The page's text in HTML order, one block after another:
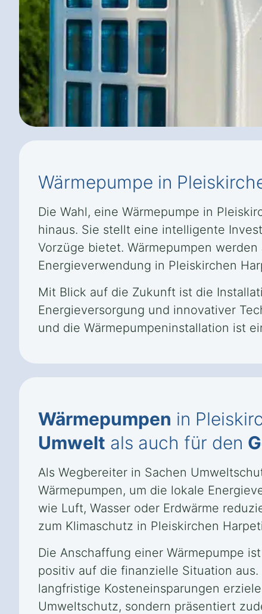
Wärmepumpe in
Die Wahl, eine Wärmepumpe in
hinaus. Sie stellt eine intelligente
Vorzüge bietet. Wärmepumpen
Energieverwendung in Pleiskirchen
Mit Blick auf die Zukunft ist die
Energieversorgung und innovativer
und die Wärmepumpeninstallation ist
Wärmepumpen in
Umwelt als auch für den
Als Wegbereiter in Sachen
Wärmepumpen, um die lokale
wie Luft, Wasser oder Erdwärme
zum Klimaschutz in Pleiskirchen
Die Anschaffung einer Wärmepumpe
positiv auf die finanzielle Situation
langfristige Kosteneinsparungen
Umweltschutz, sondern präsentiert